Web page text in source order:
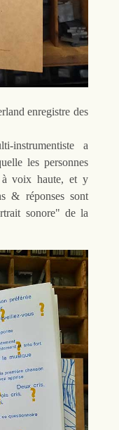
enregistre des
instrumentiste a
les personnes
à voix haute, et y
& réponses sont
sonore" de la